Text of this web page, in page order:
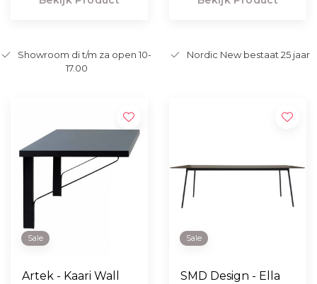
Showroom di t/m za open 10-
17.00
Nordic New bestaat 25 jaar
Sale
Artek - Kaari Wall
Sale
SMD Design - Ella